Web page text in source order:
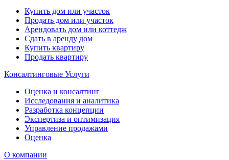
Купить дом или участок
Продать дом или участок
Арендовать дом или коттедж
Сдать в аренду дом
Купить квартиру
Продать квартиру
Консалтинговые Услуги
Оценка и консалтинг
Исследования и аналитика
Разработка концепции
Экспертиза и оптимизация
Управление продажами
Оценка
О компании